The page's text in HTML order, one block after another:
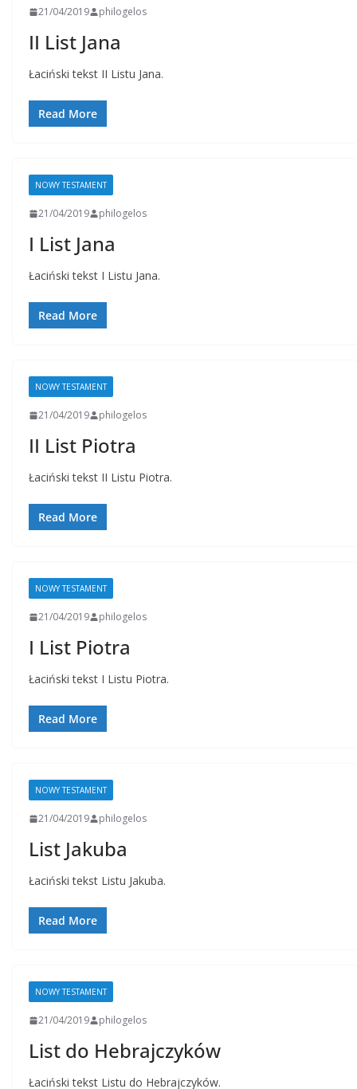
21/04/2019 philogelos
II List Jana
Łaciński tekst II Listu Jana.
Read More
NOWY TESTAMENT
21/04/2019 philogelos
I List Jana
Łaciński tekst I Listu Jana.
Read More
NOWY TESTAMENT
21/04/2019 philogelos
II List Piotra
Łaciński tekst II Listu Piotra.
Read More
NOWY TESTAMENT
21/04/2019 philogelos
I List Piotra
Łaciński tekst I Listu Piotra.
Read More
NOWY TESTAMENT
21/04/2019 philogelos
List Jakuba
Łaciński tekst Listu Jakuba.
Read More
NOWY TESTAMENT
21/04/2019 philogelos
List do Hebrajczyków
Łaciński tekst Listu do Hebrajczyków.